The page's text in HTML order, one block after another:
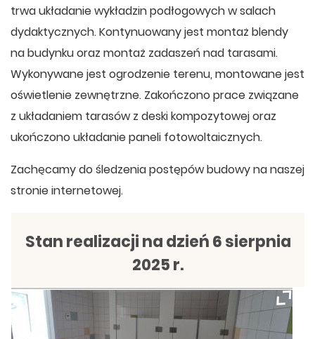
trwa układanie wykładzin podłogowych w salach
dydaktycznych. Kontynuowany jest montaż blendy
na budynku oraz montaż zadaszeń nad tarasami.
Wykonywane jest ogrodzenie terenu, montowane jest
oświetlenie zewnętrzne. Zakończono prace związane
z układaniem tarasów z deski kompozytowej oraz
ukończono układanie paneli fotowoltaicznych.
Zachęcamy do śledzenia postępów budowy na naszej
stronie internetowej.
Stan realizacji na dzień 6 sierpnia
2025 r.